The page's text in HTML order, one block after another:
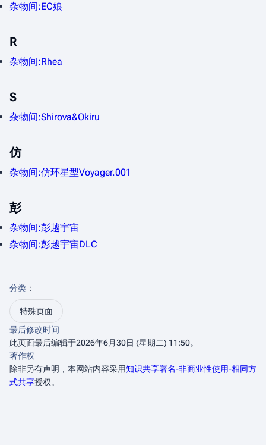
杂物间:EC娘
R
杂物间:Rhea
S
杂物间:Shirova&Okiru
仿
杂物间:仿环星型Voyager.001
彭
杂物间:彭越宇宙
杂物间:彭越宇宙DLC
分类 ：​
特殊页面
最后修改时间
此页面最后编辑于2026年6月30日 (星期二) 11:50。
著作权
除非另有声明，本网站内容采用知识共享署名-非商业性使用-相同方
式共享授权。